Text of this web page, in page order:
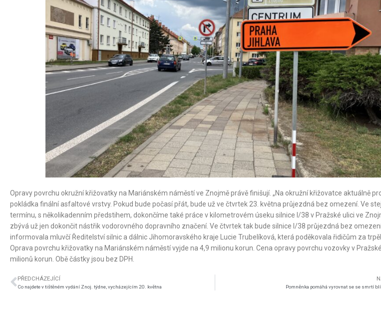
Opravy povrchu okružní křižovatky na Mariánském náměstí ve Znojmě právě finišují. „Na okružní křižovatce aktuálně
pokládka finální asfaltové vrstvy. Pokud bude počasí přát, bude už ve čtvrtek 23. května průjezdná bez omezení. Ve
termínu, s několikadenním předstihem, dokončíme také práce v kilometrovém úseku silnice I/38 v Pražské ulici ve
zbývá už jen dokončit nástřik vodorovného dopravního značení. Ve čtvrtek tak bude silnice I/38 průjezdná bez
informovala mluvčí Ředitelství silnic a dálnic Jihomoravského kraje Lucie Trubelíková, která poděkovala řidičům za
Oprava povrchu křižovatky na Mariánském náměstí vyjde na 4,9 milionu korun. Cena opravy povrchu vozovky v
milionů korun. Obě částky jsou bez DPH.
PŘEDCHÁZEJÍCÍ
Co najdete v tištěném vydání Znoj. týdne, vycházejícím 20. května Pomněnka pomáhá vyrovnat se se smrtí